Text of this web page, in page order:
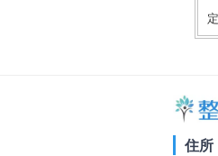
住所